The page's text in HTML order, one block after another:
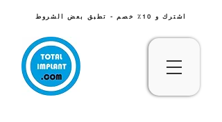
اشترك و 10٪ خصم - تطبق بعض الشروط